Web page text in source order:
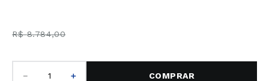
R$ 8.784,00
＋
－ COMPRAR